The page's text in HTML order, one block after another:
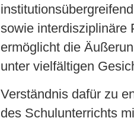
sowie interdisziplinäre
ermöglicht die
unter vielfältigen
Verständnis dafür zu
des Schulunterrichts